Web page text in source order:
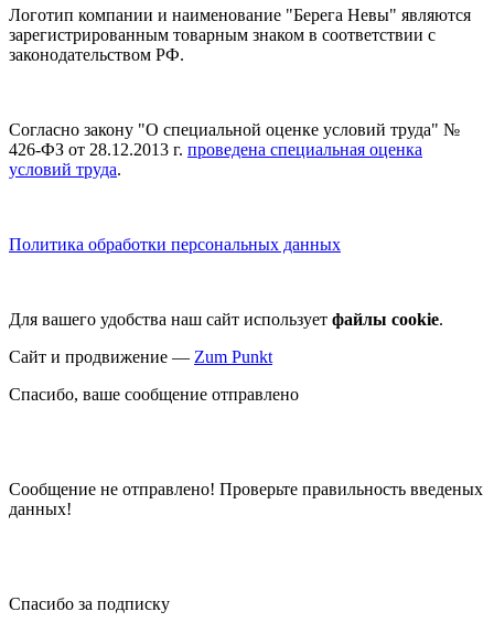
Логотип компании и наименование "Берега Невы" являются
зарегистрированным товарным знаком в соответствии с
законодательством РФ.
Согласно закону "О специальной оценке условий труда" №
426-ФЗ от 28.12.2013 г. проведена специальная оценка
условий труда.
Политика обработки персональных данных
Для вашего удобства наш сайт использует файлы cookie.
Сайт и продвижение — Zum Punkt
Спасибо, ваше сообщение отправлено
Сообщение не отправлено! Проверьте правильность введеных
данных!
Спасибо за подписку